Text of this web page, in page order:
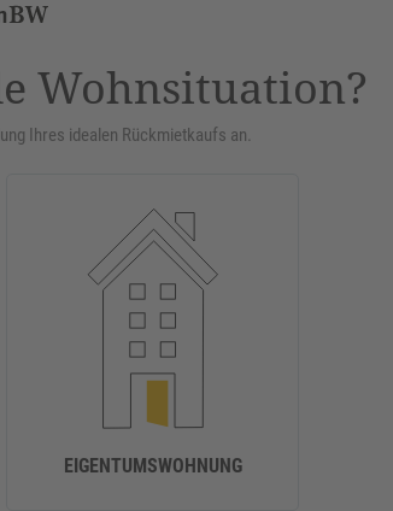
Wohnsituation?
Ihres idealen Rückmietkaufs an.
EIGENTUMSWOHNUNG